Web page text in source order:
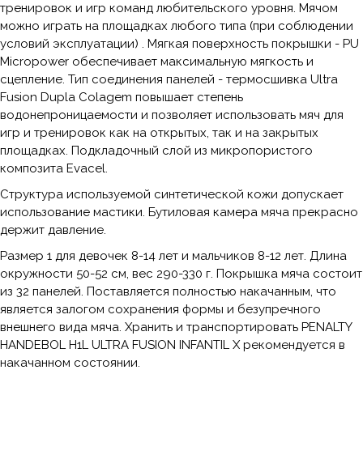
тренировок и игр команд любительского уровня. Мячом
можно играть на площадках любого типа (при соблюдении
условий эксплуатации) . Мягкая поверхность покрышки - PU
Micropower обеспечивает максимальную мягкость и
сцепление. Тип соединения панелей - термосшивка Ultra
Fusion Dupla Colagem повышает степень
водонепроницаемости и позволяет использовать мяч для
игр и тренировок как на открытых, так и на закрытых
площадках. Подкладочный слой из микропористого
композита Evacel.
Структура используемой синтетической кожи допускает
использование мастики. Бутиловая камера мяча прекрасно
держит давление.
Размер 1 для девочек 8-14 лет и мальчиков 8-12 лет. Длина
окружности 50-52 см, вес 290-330 г. Покрышка мяча состоит
из 32 панелей. Поставляется полностью накачанным, что
является залогом сохранения формы и безупречного
внешнего вида мяча. Хранить и транспортировать PENALTY
HANDEBOL H1L ULTRA FUSION INFANTIL X рекомендуется в
накачанном состоянии.